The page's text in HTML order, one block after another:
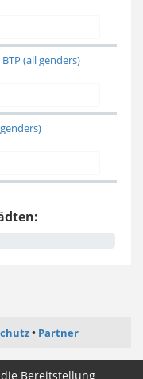
(all genders)
Partner
webentwickler-jobs.de
Bereitstellung